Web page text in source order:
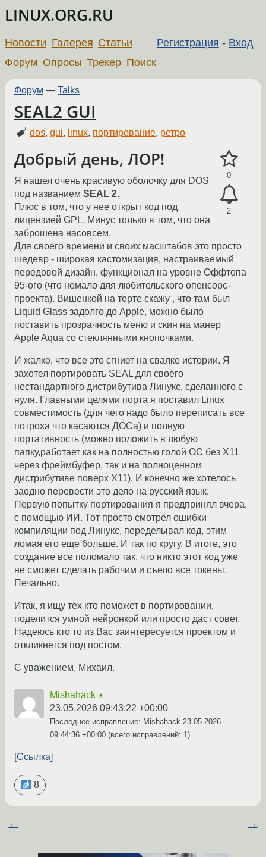
LINUX.ORG.RU
Регистрация - Вход
Новости Галерея Статьи
Форум Опросы Трекер Поиск
Форум — Talks
SEAL2 GUI
dos,gui, linux, портирование, ретро
0
2
Добрый день, ЛОР!
Я нашел очень красивую оболочку для DOS
под названием SEAL 2.
Плюс в том, что у нее открыт код под
лицензией GPL. Минус только в том, что она
заброшена насовсем.
Для своего времени и своих масштабов это просто
шедевр - широкая кастомизация, настраиваемый
передовой дизайн, функционал на уровне Оффтопа
95-ого (что немало для любительского опенсорс-
проекта). Вишенкой на торте скажу , что там был
Liquid Glass задолго до Apple, можно было
поставить прозрачность меню и скин на манер
Apple Aqua со стеклянными кнопочками.
И жалко, что все это сгниет на свалке истории. Я
захотел портировать SEAL для своего
нестандартного дистрибутива Линукс, сделанного с
нуля. Главными целями порта я поставил Linux
совместимость (для чего надо было переписать все
потроха что касаются ДОСа) и полную
портативность (можно положить в любую
папку,работает как на полностью голой ОС без Х11
через фреймбуфер, так и на полноценном
дистрибутиве поверх Х11). И конечно же хотелось
заодно перевести это дело на русский язык.
Первую попытку портирования я предпринял вчера,
с помощью ИИ. Тот просто смотрел ошибки
компиляции под Линукс, переделывал код, этим
ломая его еще больше. И так по кругу. В итоге, это
создание все поломало так, что никто этот код уже
не сможет сделать рабочим и съело все токены.
Печально.
Итак, я ищу тех кто поможет в портировании,
поделится умной нейронкой или просто даст совет.
Надеюсь кто то из Вас заинтересуется проектом и
откликнется под постом.
С уважением, Михаил.
Mishahack ★
23.05.2026 09:43:22 +00:00
Последнее исправление: Mishahack 23.05.2026
09:44:36 +00:00 (всего исправлений: 1)
Ссылка
8
← →